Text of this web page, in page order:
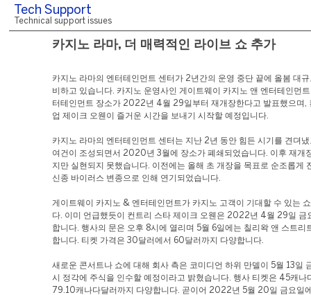
Tech Support
Technical support issues
카지노 라마, 더 매력적인 라이브 쇼 추가
카지노 라마의 엔터테인먼트 센터가 2년간의 운영 중단 끝에 올봄 대
비하고 있습니다. 카지노 운영사인 게이트웨이 카지노 앤 엔터테인먼
터테인먼트 장소가 2022년 4월 29일부터 재개장한다고 발표했으며,
업 제이크 오웬이 즐거운 시간을 보내기 시작할 예정입니다.
카지노 라마의 엔터테인먼트 센터는 지난 2년 동안 힘든 시기를 견뎌
여건이 조성되면서 2020년 3월에 장소가 폐쇄되었습니다. 이후 재개
지만 실현되지 못했습니다. 이전에는 올해 초 개장을 목표로 순조롭게
신종 바이러스 변종으로 인해 연기되었습니다.
게이트웨이 카지노 & 엔터테인먼트가 카지노 고객이 기대할 수 있는
다. 이미 언급했듯이 컨트리 스타 제이크 오웬은 2022년 4월 29일 금
합니다. 행사의 문은 오후 8시에 열리며 5월 6일에는 칠리왁 앤 스트리
합니다. 티켓 가격은 30달러에서 60달러까지 다양합니다.
새로운 콘서트나 쇼에 대해 회사 측은 코미디언 하위 만델이 5월 13일
시 정각에 주식을 인수할 예정이라고 밝혔습니다. 행사 티켓은 45캐나
79.10캐나다달러까지 다양합니다. 곧이어 2022년 5월 20일 금요일